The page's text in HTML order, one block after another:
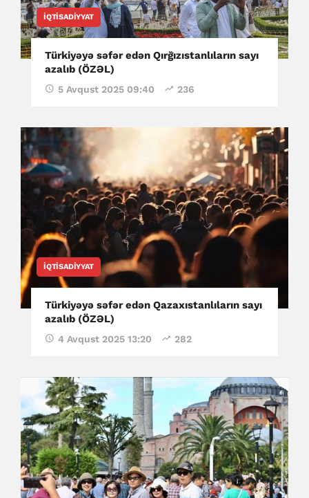
İQTISADIYYAT
Türkiyəyə səfər edən Qırğızıstanlıların sayı
azalıb (ÖZƏL)
5 Avqust 2025 09:40 236
İQTISADIYYAT
Türkiyəyə səfər edən Qazaxıstanlıların sayı
azalıb (ÖZƏL)
4 Avqust 2025 13:20 282